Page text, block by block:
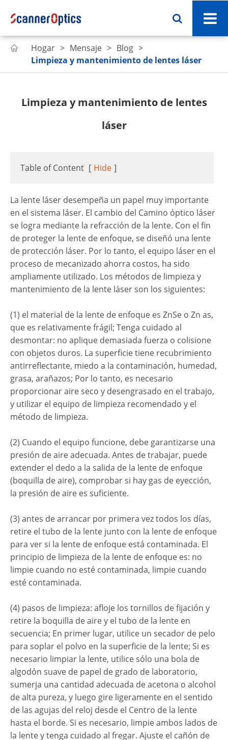
 Hogar Mensaje
Blog
Limpieza y mantenimiento de lentes láser
Limpieza y mantenimiento de lentes
láser
Table of Content [ Hide ]
La lente láser desempeña un papel muy importante
en el sistema láser. El cambio del Camino óptico láser
se logra mediante la refracción de la lente. Con el fin
de proteger la lente de enfoque, se diseñó una lente
de protección láser. Por lo tanto, el equipo láser en el
proceso de mecanizado ahorra costos, ha sido
ampliamente utilizado. Los métodos de limpieza y
mantenimiento de la lente láser son los siguientes:
(1) el material de la lente de enfoque es ZnSe o Zn as,
que es relativamente frágil; Tenga cuidado al
desmontar: no aplique demasiada fuerza o colisione
con objetos duros. La superficie tiene recubrimiento
antirreflectante, miedo a la contaminación, humedad,
grasa, arañazos; Por lo tanto, es necesario
proporcionar aire seco y desengrasado en el trabajo,
y utilizar el equipo de limpieza recomendado y el
método de limpieza.
(2) Cuando el equipo funcione, debe garantizarse una
presión de aire adecuada. Antes de trabajar, puede
extender el dedo a la salida de la lente de enfoque
(boquilla de aire), comprobar si hay gas de eyección,
la presión de aire es suficiente.
(3) antes de arrancar por primera vez todos los días,
retire el tubo de la lente junto con la lente de enfoque
para ver si la lente de enfoque está contaminada. El
principio de limpieza de la lente de enfoque es: no
limpie cuando no esté contaminada, limpie cuando
esté contaminada.
(4) pasos de limpieza: afloje los tornillos de fijación y
retire la boquilla de aire y el tubo de la lente en
secuencia; En primer lugar, utilice un secador de pelo
para soplar el polvo en la superficie de la lente; Si es
necesario limpiar la lente, utilice sólo una bola de
algodón suave de papel de grado de laboratorio,
sumerja una cantidad adecuada de acetona o alcohol
de alta pureza, y luego gire ligeramente en el sentido
de las agujas del reloj desde el Centro de la lente
hasta el borde. Si es necesario, limpie ambos lados de
la lente y tenga cuidado al fregar. Ajuste el cañón de